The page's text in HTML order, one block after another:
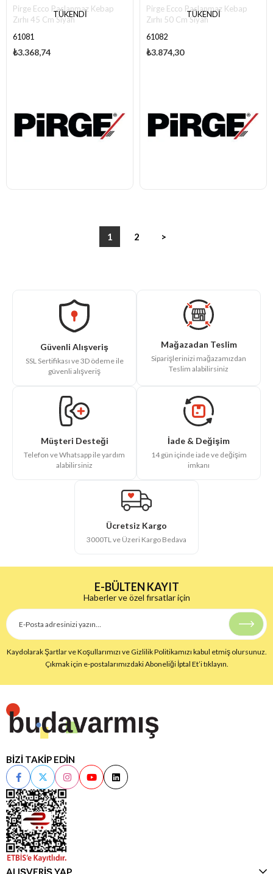
TÜKENDI
Pirge Ecco Paslanmaz Kebap
Zırhı 45 Cm Siyah
61081
₺3.368,74
TÜKENDI
Pirge Ecco Paslanmaz Kebap
Zırhı 50 Cm Siyah
61082
₺3.874,30
1 2 >
Güvenli Alışveriş
SSL Sertifikası ve 3D ödeme ile
güvenli alışveriş
Mağazadan Teslim
Siparişlerinizi mağazamızdan
Teslim alabilirsiniz
Müşteri Desteği
Telefon ve Whatsapp ile yardım
alabilirsiniz
İade & Değişim
14 gün içinde iade ve değişim
imkanı
Ücretsiz Kargo
3000TL ve Üzeri Kargo Bedava
E-BÜLTEN KAYIT
Haberler ve özel fırsatlar için
Kaydolarak Şartlar ve Koşullarımızı ve Gizlilik Politikamızı kabul etmiş olursunuz.
Çıkmak için e-postalarımızdaki Aboneliği İptal Et’i tıklayın.
BİZİ TAKİP EDİN
ALIŞVERİŞ YAP